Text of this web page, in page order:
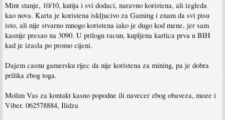
Mint stanje, 10/10, kutija i svi dodaci, naravno koristena, ali izgleda
kao nova. Karta je koristena iskljucivo za Gaming i znam da svi pisu
isto, ali nije stvarno mnogo koristena iako je dugo kod mene, jer sam
kasnije presao na 3090. U prilogu racun, kupljena kartica prva u BIH
kad je izasla po promo cijeni.
Dajem casnu gamersku rijec da nije koristena za mining, pa je dobra
prilika zbog toga.
Molim Vas za kontakt kasno popodne ili navecer zbog obaveza, moze i
Viber. 062578884, Ilidza